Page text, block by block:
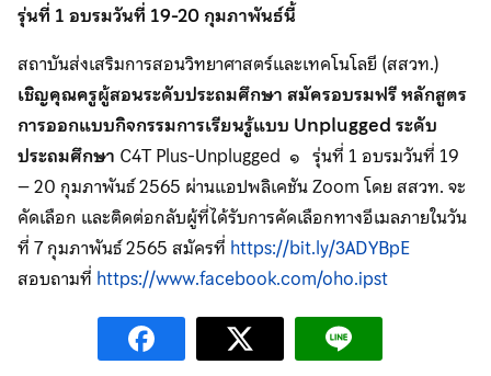
รุ่นที่ 1 อบรมวันที่ 19-20 กุมภาพันธ์นี้
สถาบันส่งเสริมการสอนวิทยาศาสตร์และเทคโนโลยี (สสวท.)
เชิญคุณครูผู้สอนระดับประถมศึกษา สมัครอบรมฟรี หลักสูตร
การออกแบบกิจกรรมการเรียนรู้แบบ Unplugged ระดับ
ประถมศึกษา C4T Plus-Unplugged ๑ รุ่นที่ 1 อบรมวันที่ 19
– 20 กุมภาพันธ์ 2565 ผ่านแอปพลิเคชัน Zoom โดย สสวท. จะ
คัดเลือก และติดต่อกลับผู้ที่ได้รับการคัดเลือกทางอีเมลภายในวัน
ที่ 7 กุมภาพันธ์ 2565 สมัครที่ https://bit.ly/3ADYBpE
สอบถามที่ https://www.facebook.com/oho.ipst